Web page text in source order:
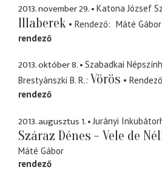
2013. november 29. Katona József
Illaberek Rendező
Máté Gábor
rendező
2013. október 8.
Szabadkai
Brestyánszki B. R. Vörös Rendező
rendező
2013. augusztus 1. Jurányi
Száraz Dénes - Vele de
Máté Gábor
rendező